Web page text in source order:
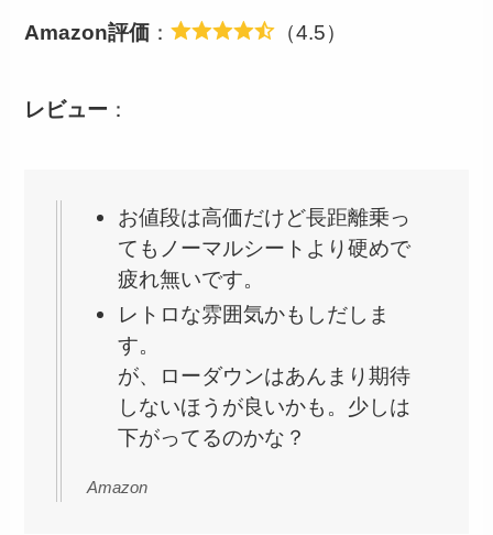
Amazon評価 ： （4.5）
レビュー ：
お値段は高価だけど長距離乗っ
てもノーマルシートより硬めで
疲れ無いです。
レトロな雰囲気かもしだしま
す。
が、ローダウンはあんまり期待
しないほうが良いかも。少しは
下がってるのかな？
Amazon